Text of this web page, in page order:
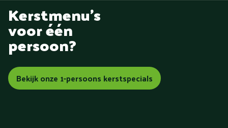
Kerstmenu's
voor één
persoon?
Bekijk onze 1-persoons kerstspecials